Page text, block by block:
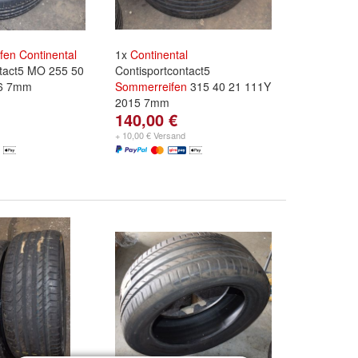
Continental
MO 255 50
7mm
1x Continental
Contisportcontact5
Sommerreifen 315 40 21 111Y
2015 7mm
140,00 €
+ 10,00 € Versand